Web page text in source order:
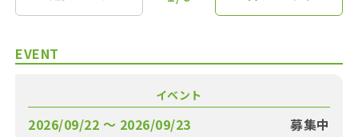
EVENT
イベント
2026/09/22 〜 2026/09/23
募集中